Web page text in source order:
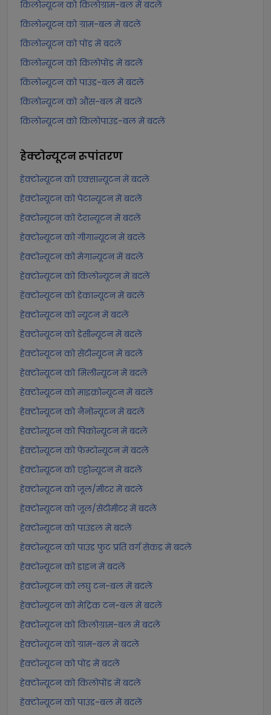
किलोन्यूटन को किलोग्राम-बल में बदलें
किलोन्यूटन को ग्राम-बल में बदलें
किलोन्यूटन को पोंड में बदलें
किलोन्यूटन को किलोपोंड में बदलें
किलोन्यूटन को पाउंड-बल में बदलें
किलोन्यूटन को औंस-बल में बदलें
किलोन्यूटन को किलोपाउंड-बल में बदलें
हेक्टोन्यूटनरूपांतरण
हेक्टोन्यूटन को एक्सान्यूटन में बदलें
हेक्टोन्यूटन को पेटान्यूटन में बदलें
हेक्टोन्यूटन को टेरान्यूटन में बदलें
हेक्टोन्यूटन को गीगान्यूटन में बदलें
हेक्टोन्यूटन को मेगान्यूटन में बदलें
हेक्टोन्यूटन को किलोन्यूटन में बदलें
हेक्टोन्यूटन को डेकान्यूटन में बदलें
हेक्टोन्यूटन को न्यूटन में बदलें
हेक्टोन्यूटन को डेसीन्यूटन में बदलें
हेक्टोन्यूटन को सेंटीन्यूटन में बदलें
हेक्टोन्यूटन को मिलीन्यूटन में बदलें
हेक्टोन्यूटन को माइक्रोन्यूटन में बदलें
हेक्टोन्यूटन को नैनोन्यूटन में बदलें
हेक्टोन्यूटन को पिकोन्यूटन में बदलें
हेक्टोन्यूटन को फेम्टोन्यूटन में बदलें
हेक्टोन्यूटन को एट्टोन्यूटन में बदलें
हेक्टोन्यूटन को जूल/मीटर में बदलें
हेक्टोन्यूटन को जूल/सेंटीमीटर में बदलें
हेक्टोन्यूटन को पाउंडल में बदलें
हेक्टोन्यूटन को पाउंड फुट प्रति वर्ग सेकंड में बदलें
हेक्टोन्यूटन को डाइन में बदलें
हेक्टोन्यूटन को लघु टन-बल में बदलें
हेक्टोन्यूटन को मेट्रिक टन-बल में बदलें
हेक्टोन्यूटन को किलोग्राम-बल में बदलें
हेक्टोन्यूटन को ग्राम-बल में बदलें
हेक्टोन्यूटन को पोंड में बदलें
हेक्टोन्यूटन को किलोपोंड में बदलें
हेक्टोन्यूटन को पाउंड-बल में बदलें